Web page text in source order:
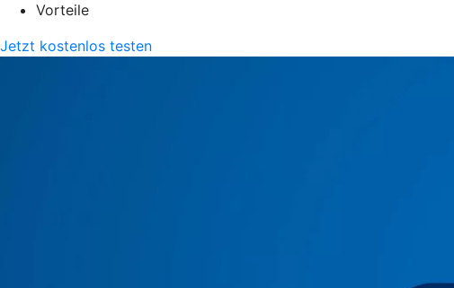
Vorteile
Jetzt kostenlos testen